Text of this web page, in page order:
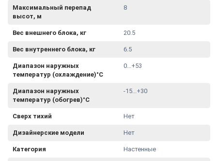
Максимальный перепад
высот, м
8
Вес внешнего блока, кг 20.5
Вес внутреннего блока, кг 6.5
Диапазон наружных
температур (охлаждение)°С
0...+53
Диапазон наружных
температур (обогрев)°С
-15...+30
Сверх тихий Нет
Дизайнерские модели Нет
Категория Настенные